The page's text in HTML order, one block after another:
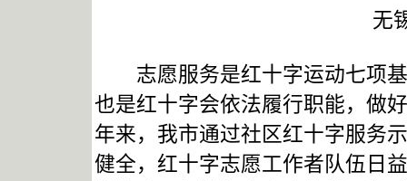
无
志愿服务是红十字运动七项基
也是红十字会依法履行职能，做
年来，我市通过社区红十字服务
健全，红十字志愿工作者队伍日